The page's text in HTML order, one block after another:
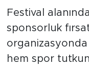
Festival
sponsorluk
organizasyonda
hem spor